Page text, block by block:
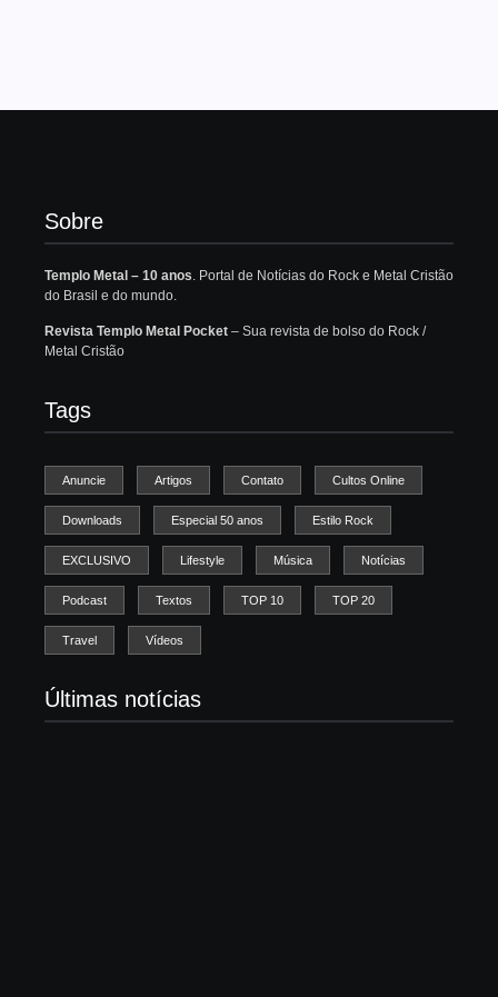
Sobre
Templo Metal – 10 anos . Portal de Notícias do Rock e Metal Cristão
do Brasil e do mundo.
Revista Templo Metal Pocket – Sua revista de bolso do Rock /
Metal Cristão
Tags
Anuncie Artigos Contato Cultos Online
Downloads Especial 50 anos Estilo Rock
EXCLUSIVO Lifestyle Música Notícias
Podcast Textos TOP 10 TOP 20
Travel Vídeos
Últimas notícias